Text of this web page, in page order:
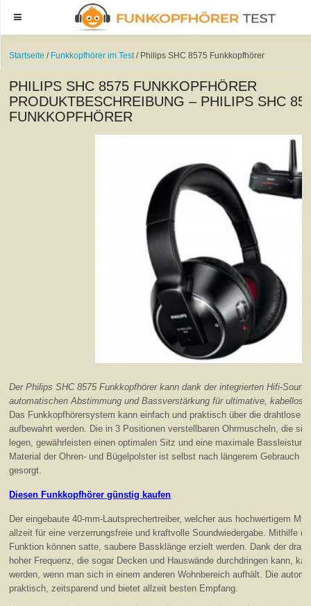
Startseite / Funkkopfhörer im Test/ Philips SHC 8575 Funkkopfhörer
PHILIPS SHC 8575 FUNKKOPFHÖRER
PRODUKTBESCHREIBUNG – PHILIPS SHC
FUNKKOPFHÖRER
Der Philips SHC 8575 Funkkopfhörer kann dank der integrierten Hifi-
automatischen Abstimmung und Bassverstärkung für ultimative,
Das Funkkopfhörersystem kann einfach und praktisch über die drahtlose
aufbewahrt werden. Die in 3 Positionen verstellbaren Ohrmuscheln, die
legen, gewährleisten einen optimalen Sitz und eine maximale
Material der Ohren- und Bügelpolster ist selbst nach längerem Gebrauch
gesorgt.
Diesen Funkkopfhörer günstig kaufen
Der eingebaute 40-mm-Lautsprechertreiber, welcher aus hochwertigem
allzeit für eine verzerrungsfreie und kraftvolle Soundwiedergabe. Mithilfe
Funktion können satte, saubere Bassklänge erzielt werden. Dank der
hoher Frequenz, die sogar Decken und Hauswände durchdringen kann,
werden, wenn man sich in einem anderen Wohnbereich aufhält. Die
praktisch, zeitsparend und bietet allzeit besten Empfang.